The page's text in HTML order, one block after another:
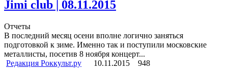
Jimi club | 08.11.2015
Отчеты
В последний месяц осени вполне логично заняться
подготовкой к зиме. Именно так и поступили московские
металлисты, посетив 8 ноября концерт...
Редакция Роккульт.ру
10.11.2015
948